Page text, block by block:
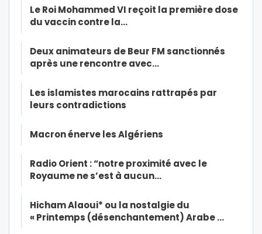
Le Roi Mohammed VI reçoit la première dose
du vaccin contre la…
Deux animateurs de Beur FM sanctionnés
après une rencontre avec…
Les islamistes marocains rattrapés par
leurs contradictions
Macron énerve les Algériens
Radio Orient : “notre proximité avec le
Royaume ne s’est à aucun…
Hicham Alaoui* ou la nostalgie du
« Printemps (désenchantement) Arabe …